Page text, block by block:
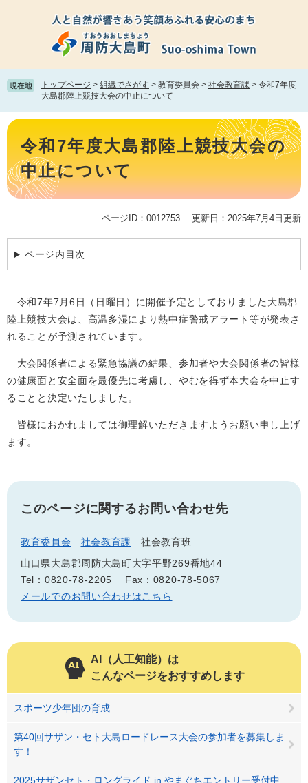
頭
で
飛
ば
て
現在地 トップページ > 組織でさがす > 教育委員会 > 社会教育課 > 令和7年度
大島郡陸上競技大会の中止について
本
令和7年度大島郡陸上競技大会の
中止について
ページID：0012753 更新日：2025年7月4日更新
ページ内目次
令和7年7月6日（日曜日）に開催予定としておりました大島郡
陸上競技大会は、高温多湿により熱中症警戒アラート等が発表さ
れることが予測されています。
大会関係者による緊急協議の結果、参加者や大会関係者の皆様
の健康面と安全面を最優先に考慮し、やむを得ず本大会を中止す
ることと決定いたしました。
皆様におかれましては御理解いただきますようお願い申し上げ
ます。
このページに関するお問い合わせ先
教育委員会 社会教育課
社会教育班
山口県大島郡周防大島町大字平野269番地44
Tel：0820-78-2205
Fax：0820-78-5067
メールでのお問い合わせはこちら
AI（人工知能）は
こんなページをおすすめします
スポーツ少年団の育成
第40回サザン・セト大島ロードレース大会の参加者を募集しま
す！
2025サザンセト・ロングライド in やまぐちエントリー受付中